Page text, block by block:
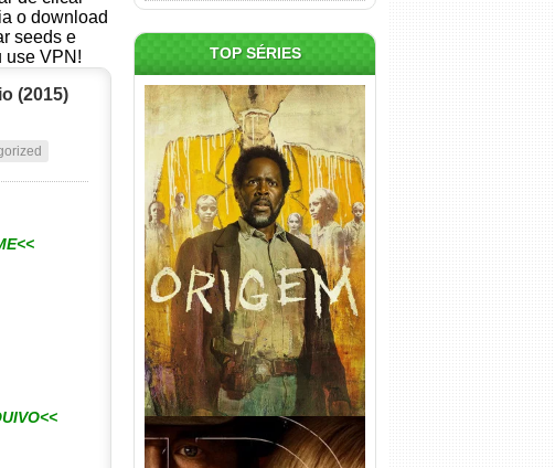
o download
seeds e
use VPN!
(2015)
TOP SÉRIES
Origem 4ª Temporada Torrent
(2026) WEB-DL 1080p/4K
Dual Áudio